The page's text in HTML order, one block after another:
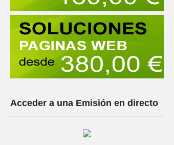
Acceder a una Emisión en directo